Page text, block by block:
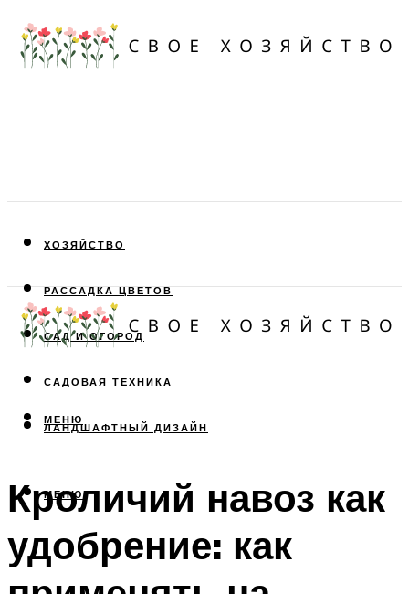
ХОЗЯЙСТВО
РАССАДКА ЦВЕТОВ
САД И ОГОРОД
САДОВАЯ ТЕХНИКА
ЛАНДШАФТНЫЙ ДИЗАЙН
МЕНЮ
МЕНЮ
Кроличий навоз как
удобрение: как